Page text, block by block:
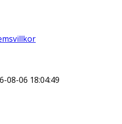
08-06 18:04:49